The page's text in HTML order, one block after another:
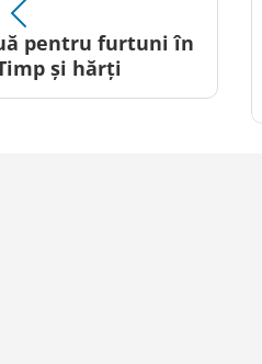
pentru furtuni în
și hărți